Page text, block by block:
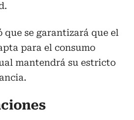
que se garantizará que el
para el consumo
mantendrá su estricto